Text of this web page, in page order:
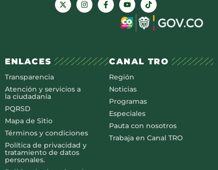
ENLACES
Transparencia
Atención y servicios a
la ciudadanía
PQRSD
Mapa de Sitio
Términos y condiciones
Política de privacidad y
tratamiento de datos
personales.
CANAL TRO
Región
Noticias
Programas
Especiales
Pauta con nosotros
Trabaja en Canal TRO